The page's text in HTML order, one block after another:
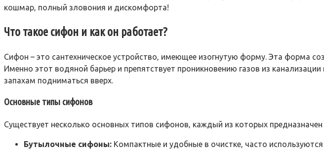
кошмар‚ полный зловония и дискомфорта!
Что такое сифон и как он работает?
Сифон – это сантехническое устройство‚ имеющее изогнутую форму. Эта форма
Именно этот водяной барьер и препятствует проникновению газов из
запахам подниматься вверх.
Основные типы сифонов
Существует несколько основных типов сифонов‚ каждый из которых
Бутылочные сифоны: Компактные и удобные в очистке‚ часто